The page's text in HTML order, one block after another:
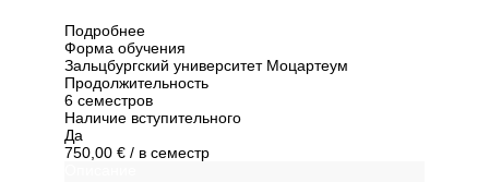
Подробнее
Форма обучения
Зальцбургский университет Моцартеум
Продолжительность
6 семестров
Наличие вступительного
Да
750,00 € / в семестр